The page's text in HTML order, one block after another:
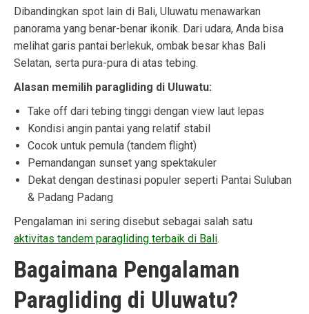
Dibandingkan spot lain di Bali, Uluwatu menawarkan
panorama yang benar-benar ikonik. Dari udara, Anda bisa
melihat garis pantai berlekuk, ombak besar khas Bali
Selatan, serta pura-pura di atas tebing.
Alasan memilih paragliding di Uluwatu:
Take off dari tebing tinggi dengan view laut lepas
Kondisi angin pantai yang relatif stabil
Cocok untuk pemula (tandem flight)
Pemandangan sunset yang spektakuler
Dekat dengan destinasi populer seperti Pantai Suluban
& Padang Padang
Pengalaman ini sering disebut sebagai salah satu
aktivitas tandem paragliding terbaik di Bali.
Bagaimana Pengalaman
Paragliding di Uluwatu?